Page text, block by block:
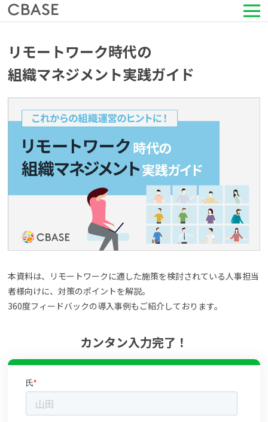
活用シーン
導入事例
セミナー情報
HRコラム
会社情報
よくある質問
リモートワーク時代の
組織マネジメント実践ガイド
本資料は、リモートワークに適した施策を検討されている人事担当
者様向けに、対策のポイントを解説。
360度フィードバックの導入事例もご紹介しております。
カンタン入力完了！